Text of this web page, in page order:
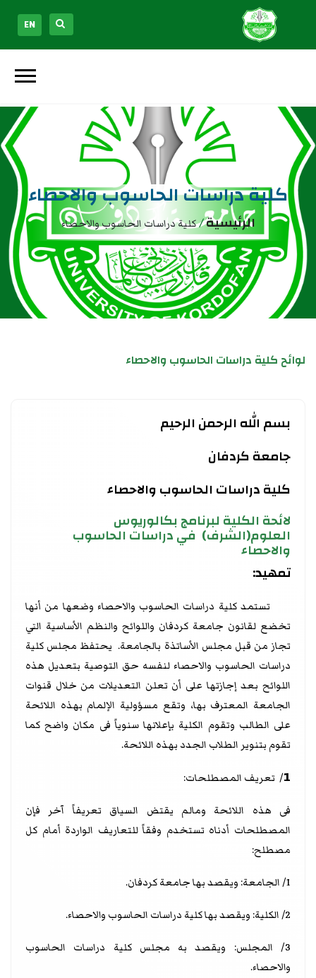
EN
كلية دراسات الحاسوب والاحصاء
الرئيسية/كلية دراسات الحاسوب والاحصاء
لوائح كلية دراسات الحاسوب والاحصاء
بسم الله الرحمن الرحيم
جامعة كردفان
كلية دراسات الحاسوب والاحصاء
لائحة الكلية لبرنامج بكالوريوس
العلوم(الشرف) في دراسات الحاسوب
والاحصاء
تمهيد:
تستمد كلية دراسات الحاسوب والاحصاء وضعها من أنها
تخضع لقانون جامعة كردفان واللوائح والنظم الأساسية التي
تجاز من قبل مجلس الأساتذة بالجامعة. يحتفظ مجلس كلية
دراسات الحاسوب والاحصاء لنفسه حق التوصية بتعديل هذه
اللوائح بعد إجازتها على أن تعلن التعديلات من خلال قنوات
الجامعة المعترف بها، وتقع مسؤولية الإلمام بهذه اللائحة
على الطالب وتقوم الكلية بإعلانها سنوياً فى مكان واضح كما
تقوم بتنوير الطلاب الجدد بهذه اللائحة.
1/ تعريف المصطلحات:
فى هذه اللائحة ومالم يقتض السياق تعريفاً آخر فإن
المصطلحات أدناه تستخدم وفقاً للتعاريف الواردة أمام كل
مصطلح:
1/ الجامعة: ويقصد بها جامعة كردفان.
2/ الكلية: ويقصد بها كلية دراسات الحاسوب والاحصاء.
3/ المجلس: ويقصد به مجلس كلية دراسات الحاسوب
والاحصاء.